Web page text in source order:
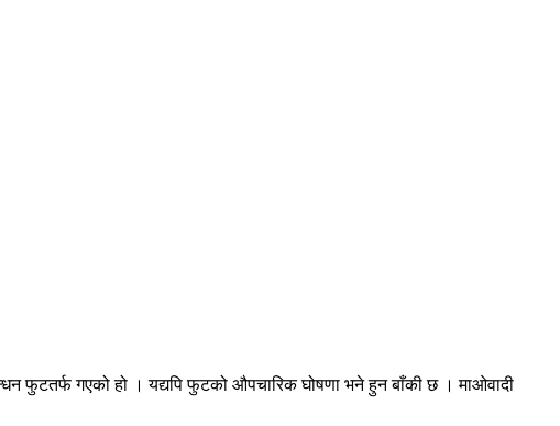
फुटतर्फ गएको हो । यद्यपि फुटको औपचारिक घोषणा भने हुन बाँकी छ । माओवादी